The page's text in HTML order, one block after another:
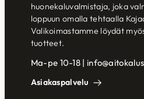
huonekaluvalmistaja, joka
loppuun omalla tehtaalla
Valikoimastamme löydät
tuotteet.
Ma-pe 10-18 |
Asiakaspalvelu